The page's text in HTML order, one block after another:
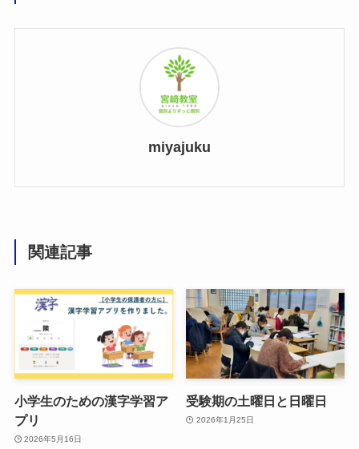
miyajuku
関連記事
小学生のための漢字学習ア
プリ
2026年5月16日
受験期の土曜日と日曜日
2026年1月25日